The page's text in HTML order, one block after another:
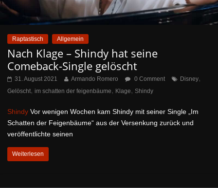
Raptastisch Allgemein
Nach Klage – Shindy hat seine
Comeback-Single gelöscht
31. August 2021 Armando Romero 0 Comment Disney,
Gelöscht, im schatten der feigenbäume, Klage, Shindy
Shindy Vor wenigen Wochen kam Shindy mit seiner Single „Im
Schatten der Feigenbäume“ aus der Versenkung zurück und
veröffentlichte seinen
Weiterlesen